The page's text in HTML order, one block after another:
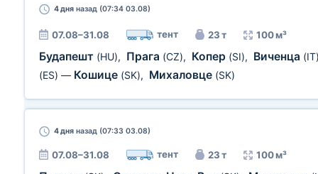
4 дня назад (07:34 03.08)
07.08–31.08 тент 23 т 100 м³
Будапешт (HU), Прага (CZ), Копер (SI), Виченца
(ES) — Кошице (SK), Михаловце (SK)
4 дня назад (07:33 03.08)
07.08–31.08 тент 23 т 100 м³